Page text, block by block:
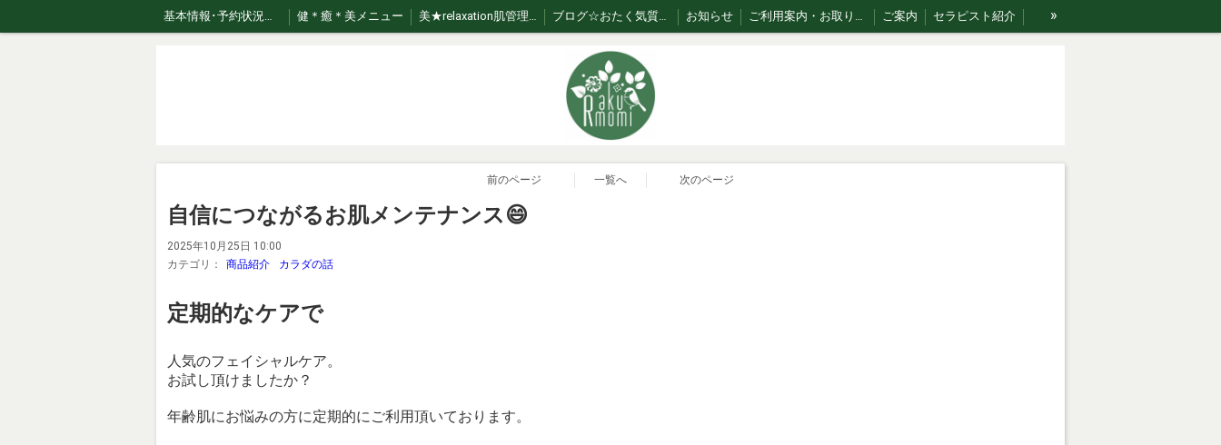
基本情報･予約状況・ページのご案内 健＊癒＊美メニュー 美★relaxation肌管理*メニュー *日々のお手入れサポート ブログ☆おたく気質なセラピスト お知らせ ご利用案内・お取り扱い商品･Rakumomiの想い ご案内 セラピスト紹介 »
前のページ 一覧へ 次のページ
自信につながるお肌メンテナンス😄
2025年10月25日 10:00
カテゴリ：
商品紹介 カラダの話
定期的なケアで
人気のフェイシャルケア。
お試し頂けましたか？
年齢肌にお悩みの方に定期的にご利用頂いております。